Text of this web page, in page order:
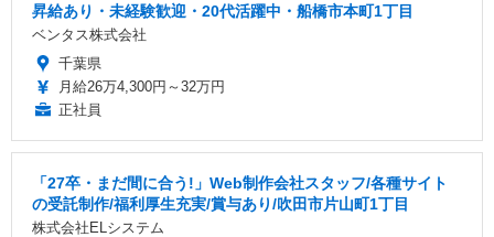
昇給あり・未経験歓迎・20代活躍中・船橋市本町1丁目
ベンタス株式会社
千葉県
月給26万4,300円～32万円
正社員
「27卒・まだ間に合う!」Web制作会社スタッフ/各種サイト
の受託制作/福利厚生充実/賞与あり/吹田市片山町1丁目
株式会社ELシステム